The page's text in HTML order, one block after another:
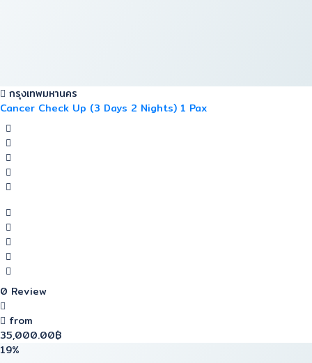
กรุงเทพมหานคร
Cancer Check Up (3 Days 2 Nights) 1 Pax
0 Review
from
35,000.00฿
19%